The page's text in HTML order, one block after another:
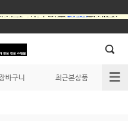
바구니 최근본상품